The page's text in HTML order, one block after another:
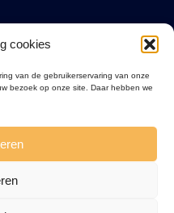
cookies
van de gebruikerservaring van onze
bezoek op onze site. Daar hebben we